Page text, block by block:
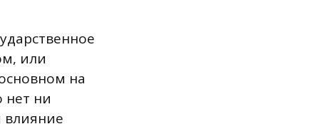
или
на
нет ни
влияние